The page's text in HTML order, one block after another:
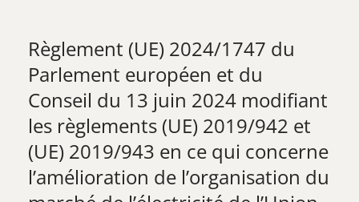
Règlement (UE) 2024/1747 ​du
Parlement européen et du
Conseil du 13 juin 2024 modifiant
les règlements (UE) 2019/942 et
(UE) 2019/943 en ce qui concerne
l’amélioration de l’organisation du